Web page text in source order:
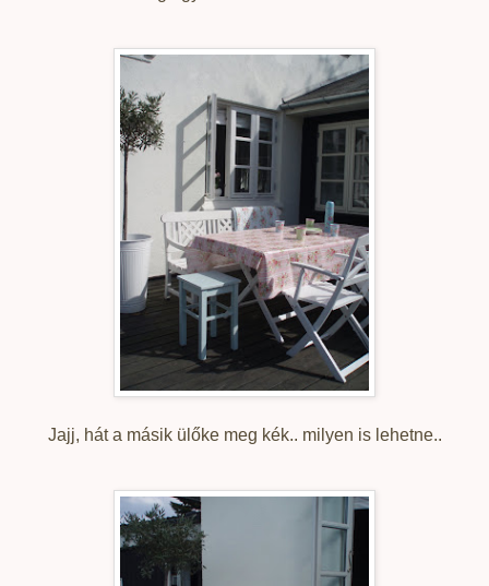
Jajj, hát a másik ülőke meg kék.. milyen is lehetne..